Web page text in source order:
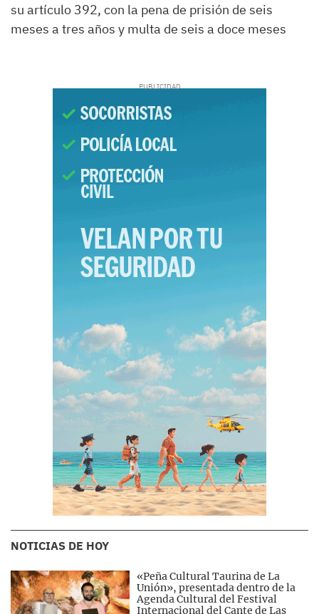
su artículo 392, con la pena de prisión de seis
meses a tres años y multa de seis a doce meses
NOTICIAS DE HOY
«Peña Cultural Taurina de La
Unión», presentada dentro de la
Agenda Cultural del Festival
Internacional del Cante de Las